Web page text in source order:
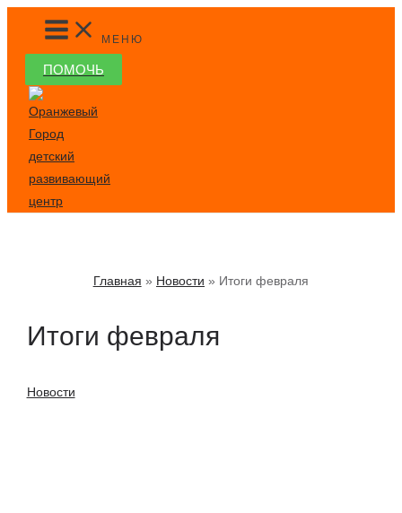
Перейти
содержимому
MAIN
MENU
МЕНЮ
ПОМОЧЬ
Главная Новости Итоги февраля
Итоги февраля
Новости